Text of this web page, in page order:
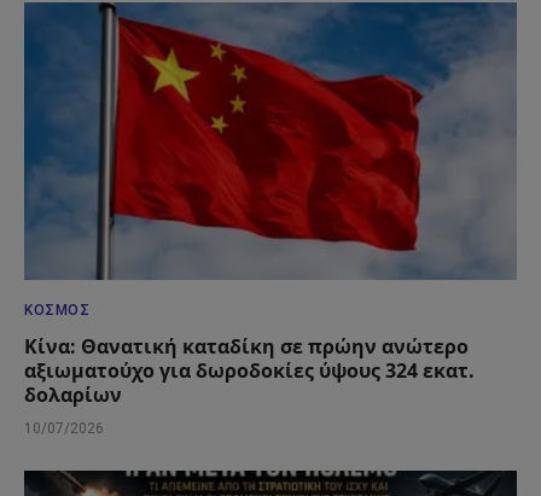
ΚΌΣΜΟΣ
Κίνα: Θανατική καταδίκη σε πρώην ανώτερο
αξιωματούχο για δωροδοκίες ύψους 324 εκατ.
δολαρίων
10/07/2026